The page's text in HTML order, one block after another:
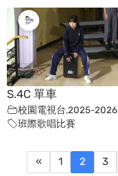
S.4C 單車
校園電視台,2025-2026
班際歌唱比賽
« 1 2 3